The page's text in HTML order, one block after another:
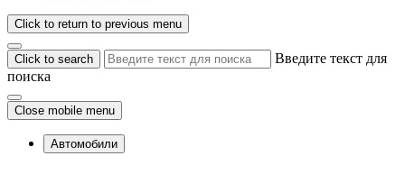
Click to return to previous menu
Click to search
Введите текст для
поиска
Close mobile menu
Автомобили